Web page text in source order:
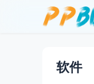
软件